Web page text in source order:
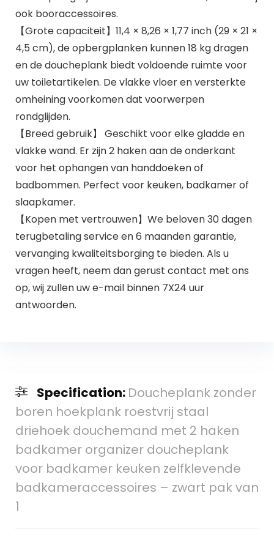
ook booraccessoires.
【Grote capaciteit】11,4 × 8,26 × 1,77 inch (29 × 21 ×
4,5 cm), de opbergplanken kunnen 18 kg dragen
en de doucheplank biedt voldoende ruimte voor
uw toiletartikelen. De vlakke vloer en versterkte
omheining voorkomen dat voorwerpen
rondglijden.
【Breed gebruik】 Geschikt voor elke gladde en
vlakke wand. Er zijn 2 haken aan de onderkant
voor het ophangen van handdoeken of
badbommen. Perfect voor keuken, badkamer of
slaapkamer.
【Kopen met vertrouwen】We beloven 30 dagen
terugbetaling service en 6 maanden garantie,
vervanging kwaliteitsborging te bieden. Als u
vragen heeft, neem dan gerust contact met ons
op, wij zullen uw e-mail binnen 7X24 uur
antwoorden.
Specification: Doucheplank zonder
boren hoekplank roestvrij staal
driehoek douchemand met 2 haken
badkamer organizer doucheplank
voor badkamer keuken zelfklevende
badkameraccessoires – zwart pak van
1